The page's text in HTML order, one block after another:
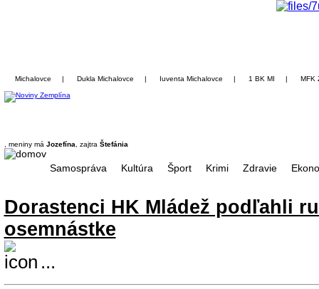
Michalovce | Dukla Michalovce | Iuventa Michalovce | 1 BK MI | MFK
, meniny má Jozefína , zajtra Štefánia
Samospráva Kultúra Šport Krimi Zdravie
Dorastenci HK Mládež podľahli
osemnástke
...